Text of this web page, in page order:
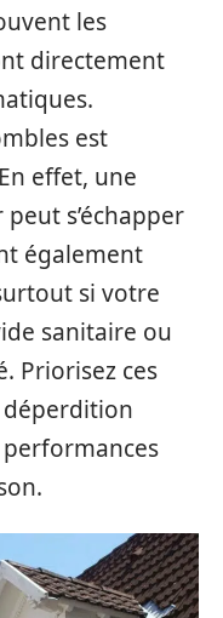
les
directement
est
effet, une
s’échapper
également
si votre
sanitaire ou
Priorisez ces
déperdition